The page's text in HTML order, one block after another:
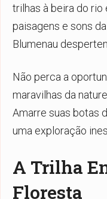
trilhas à beira do
paisagens e sons
Blumenau
Não perca a
maravilhas da
Amarre suas botas
uma exploração
A Trilha
Floresta